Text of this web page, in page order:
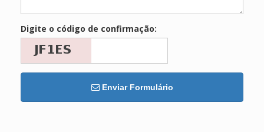
Digite o código de confirmação:
Enviar Formulário